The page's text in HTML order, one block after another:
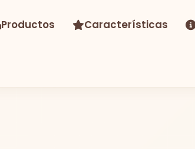
Productos Características